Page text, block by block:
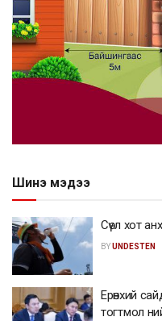
Шинэ мэдээ
Сөүл хот
BYUNDESTEN
Ерөнхий
тогтмол